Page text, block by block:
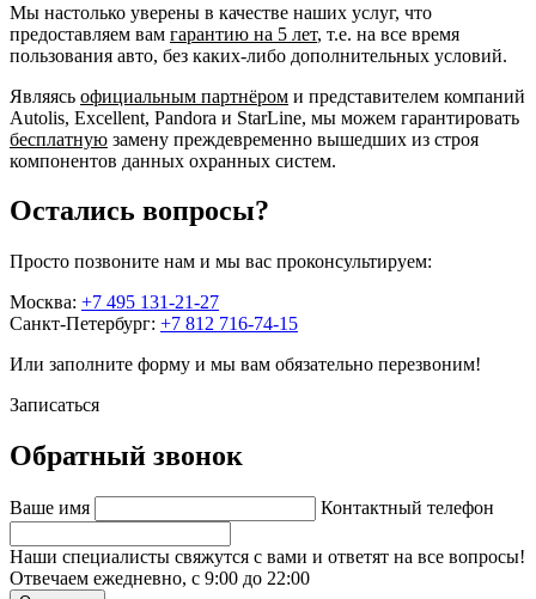
Мы настолько уверены в качестве наших услуг, что
предоставляем вам гарантию на 5 лет, т.е. на все время
пользования авто, без каких-либо дополнительных условий.
Являясь официальным партнёром и представителем компаний
Autolis, Excellent, Pandora и StarLine, мы можем гарантировать
бесплатную замену преждевременно вышедших из строя
компонентов данных охранных систем.
Остались вопросы?
Просто позвоните нам и мы вас проконсультируем:
Москва: +7 495 131-21-27
Санкт-Петербург: +7 812 716-74-15
Или заполните форму и мы вам обязательно перезвоним!
Записаться
Обратный звонок
Ваше имя Контактный телефон
Наши специалисты свяжутся с вами и ответят на все вопросы!
Отвечаем ежедневно, с 9:00 до 22:00